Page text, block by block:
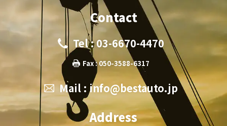
Contact
Tel : 03-6670-4470
Fax : 050-3588-6317
Mail : info@bestauto.jp
Address